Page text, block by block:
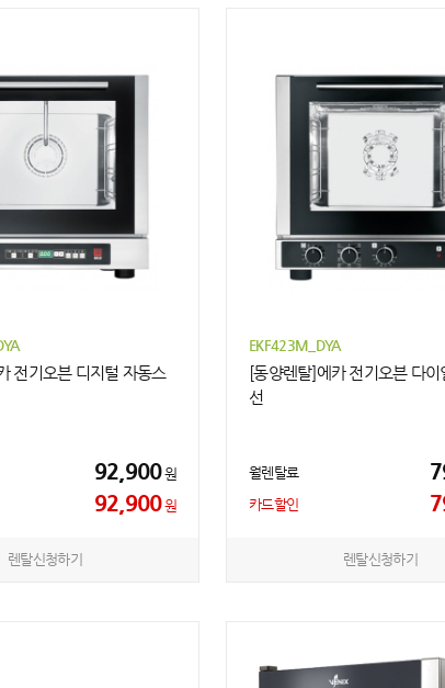
전기오븐 디지털 자동스
92,900원
92,900원
렌탈신청하기
EKF423M_DYA
[동양렌탈]에카 전기오븐 다이
선
월렌탈료
카드할인
렌탈신청하기